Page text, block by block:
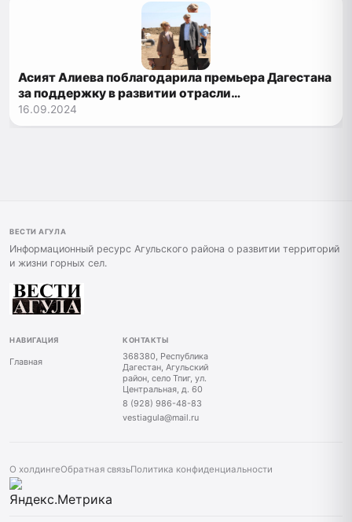
Асият Алиева поблагодарила премьера Дагестана
за поддержку в развитии отрасли
виноградарства
16.09.2024
ВЕСТИ АГУЛА
Информационный ресурс Агульского района о развитии территорий
и жизни горных сел.
НАВИГАЦИЯ
Главная
КОНТАКТЫ
368380, Республика
Дагестан, Агульский
район, село Тпиг, ул.
Центральная, д. 60
8 (928) 986-48-83
vestiagula@mail.ru
О холдингеОбратная связьПолитика конфиденциальности